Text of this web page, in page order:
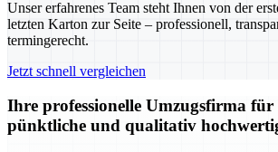
Unser erfahrenes Team steht Ihnen von der
letzten Karton zur Seite – professionell,
termingerecht.
Jetzt schnell vergleichen
Ihre professionelle Umzugsfirma für
pünktliche und qualitativ